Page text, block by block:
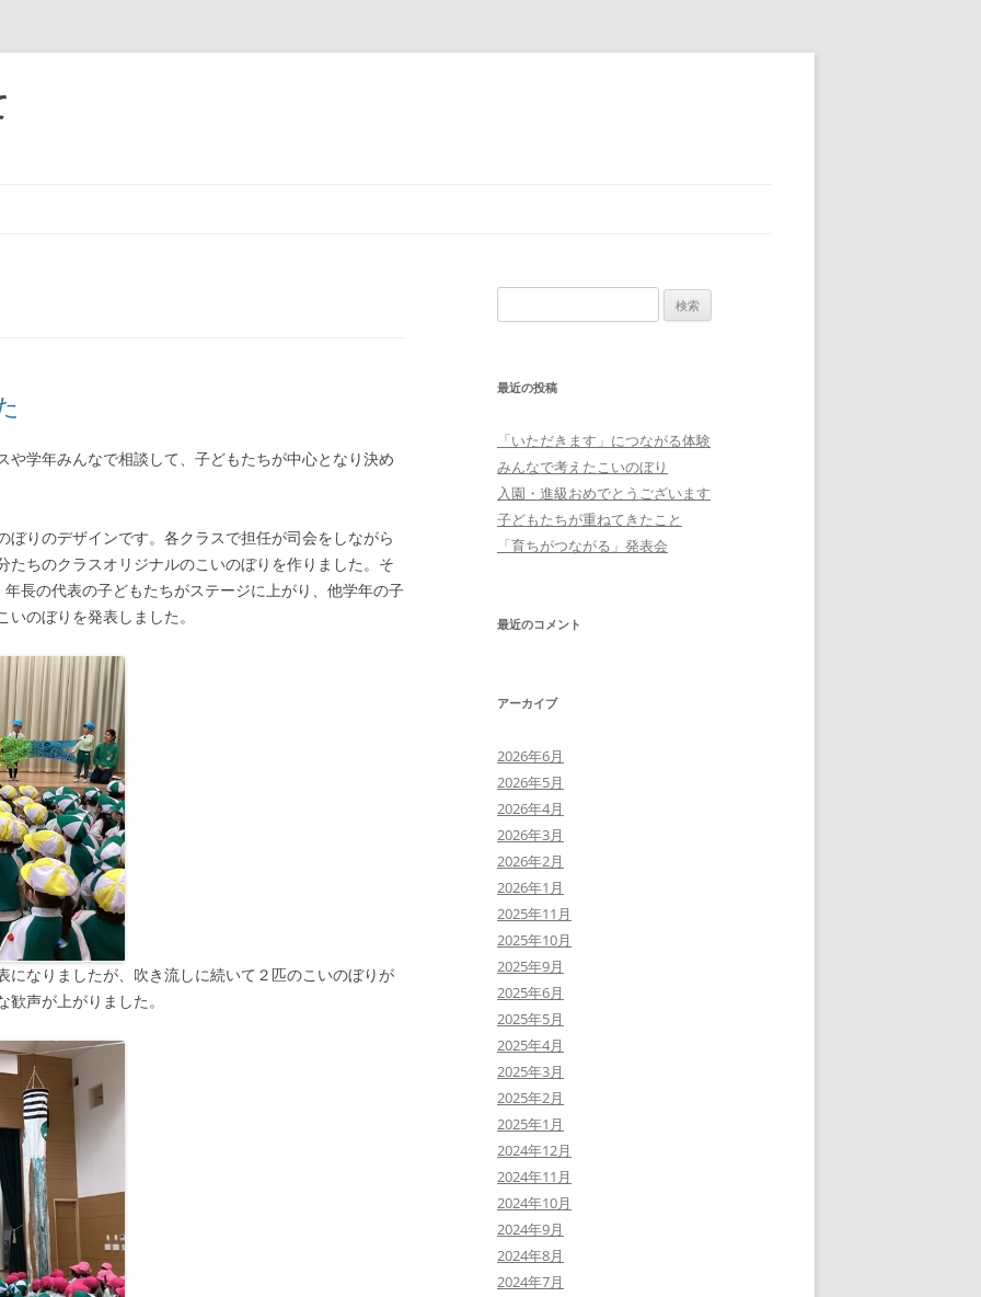
や学年みんなで相談して、子どもたちが中心となり決め
りのデザインです。各クラスで担任が司会をしながら
たちのクラスオリジナルのこいのぼりを作りました。そ
長の代表の子どもたちがステージに上がり、他学年の子
いのぼりを発表しました。
になりましたが、吹き流しに続いて２匹のこいのぼりが
歓声が上がりました。
索:
最近の投稿
「いただきます」につながる体験
みんなで考えたこいのぼり
入園・進級おめでとうございます
子どもたちが重ねてきたこと
「育ちがつながる」発表会
最近のコメント
アーカイブ
2026年6月
2026年5月
2026年4月
2026年3月
2026年2月
2026年1月
2025年11月
2025年10月
2025年9月
2025年6月
2025年5月
2025年4月
2025年3月
2025年2月
2025年1月
2024年12月
2024年11月
2024年10月
2024年9月
2024年8月
2024年7月